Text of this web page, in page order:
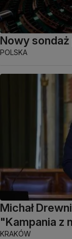
Nowy
POLSKA
Michał
"Kampania z
KRAKÓW